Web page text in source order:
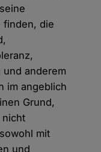
finden, die
anderem
im angeblich
Grund,
nicht
mit
und